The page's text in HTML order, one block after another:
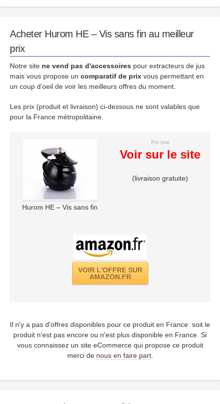
Acheter Hurom HE – Vis sans fin au meilleur
prix
Notre site ne vend pas d'accessoires pour extracteurs de jus
mais vous propose un comparatif de prix vous permettant en
un coup d'oeil de voir les meilleurs offres du moment.
Les prix (produit et livraison) ci-dessous ne sont valables que
pour la France métropolitaine.
Hurom HE – Vis sans fin
Prix total
Voir sur le site
(livraison gratuite)
VOIR L'OFFRE SUR
AMAZON.FR
Il n'y a pas d'offres disponibles pour ce produit en France: soit le
produit n'est pas encore ou n'est plus disponible en France. Si
vous connaissez un site eCommerce qui propose ce produit
merci de nous en faire part.